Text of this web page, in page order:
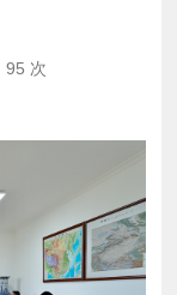
95 次